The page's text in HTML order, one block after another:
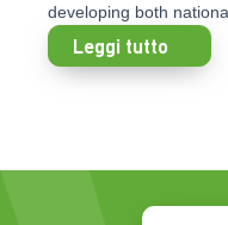
developing both
Leggi tutto